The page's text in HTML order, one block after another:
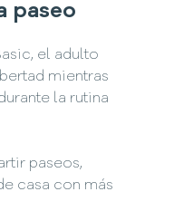
paseo
el adulto
mientras
la rutina
paseos,
casa con más